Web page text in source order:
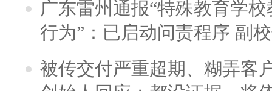
广东雷州通报“特殊教育学
行为”：已启动问责程序 副
被传交付严重超期、糊弄客